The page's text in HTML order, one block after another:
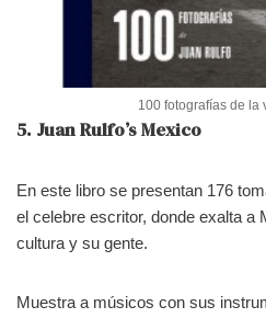
100 fotografías de la
5. Juan Rulfo’s Mexico
En este libro se presentan 176
el celebre escritor, donde exalta a
cultura y su gente.
Muestra a músicos con sus